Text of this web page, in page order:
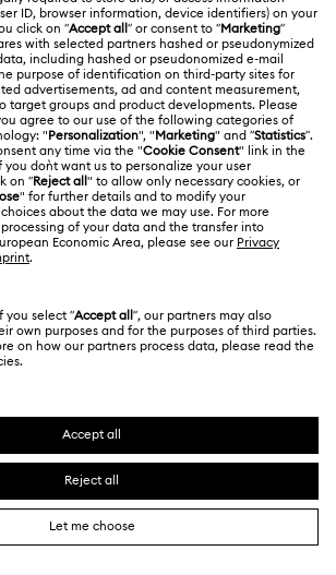
(SCS)
Diamond *培育鑽石
Policies
香港特別行政區
繁體中文
English
及天鵝標誌是Swarovski AG的註冊商標。